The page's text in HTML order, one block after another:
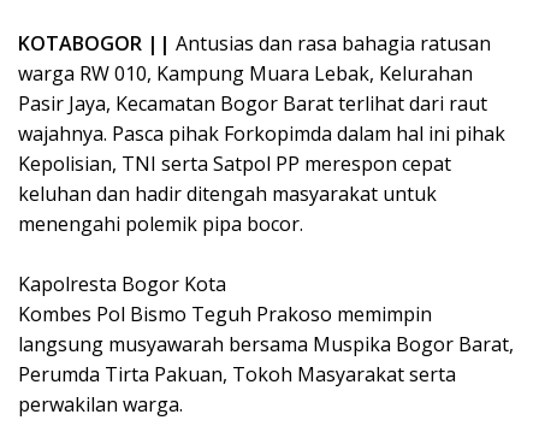
KOTABOGOR || Antusias dan rasa bahagia ratusan
warga RW 010, Kampung Muara Lebak, Kelurahan
Pasir Jaya, Kecamatan Bogor Barat terlihat dari raut
wajahnya. Pasca pihak Forkopimda dalam hal ini pihak
Kepolisian, TNI serta Satpol PP merespon cepat
keluhan dan hadir ditengah masyarakat untuk
menengahi polemik pipa bocor.
Kapolresta Bogor Kota
Kombes Pol Bismo Teguh Prakoso memimpin
langsung musyawarah bersama Muspika Bogor Barat,
Perumda Tirta Pakuan, Tokoh Masyarakat serta
perwakilan warga.